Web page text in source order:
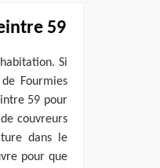
59
Si
Fourmies
59 pour
couvreurs
dans le
pour que